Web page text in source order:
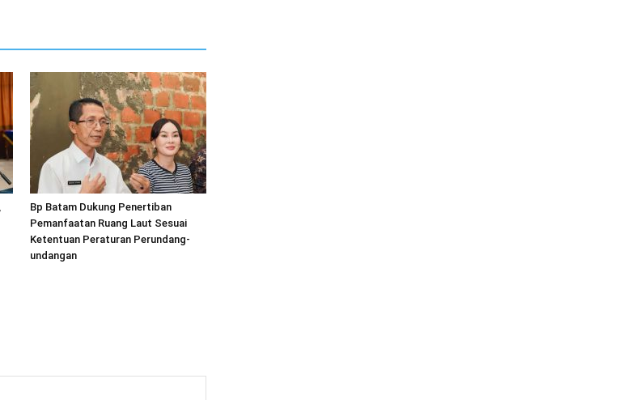
Bp Batam Dukung Penertiban
Pemanfaatan Ruang Laut Sesuai
Ketentuan Peraturan Perundang-
undangan